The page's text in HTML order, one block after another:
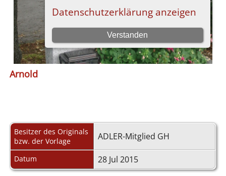
Arnold
Besitzer des Originals
bzw. der Vorlage
ADLER-Mitglied GH
Datum 28 Jul 2015